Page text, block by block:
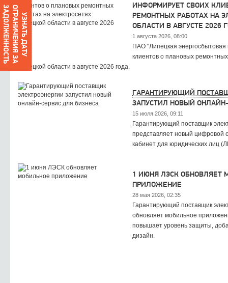
ИНФОРМИРУЕТ СВОИХ
РЕМОНТНЫХ РАБОТАХ НА
ОБЛАСТИ В АВГУСТЕ 2026
1 августа 2026, 08:00
ПАО "Липецкая
клиентов о плановых
Липецкой области в августе 2026 года.
ГАРАНТИРУЮЩИЙ
ЗАПУСТИЛ НОВЫЙ
15 июля 2026, 09:11
Гарантирующий поставщик
представляет новый цифровой
кабинет для юридических лиц
1 ИЮНЯ ЛЭСК ОБНОВЛЯЕТ
ПРИЛОЖЕНИЕ
28 мая 2026, 02:35
Гарантирующий поставщик
обновляет мобильное
повышает уровень защиты,
дизайн.
УЗНАТЬ ДАТУ
О
Г
Р
А
Н
И
Ч
Е
Н
И
Я
З
А
З
А
Д
О
Л
Ж
Е
Н
Н
О
С
Т
Ь